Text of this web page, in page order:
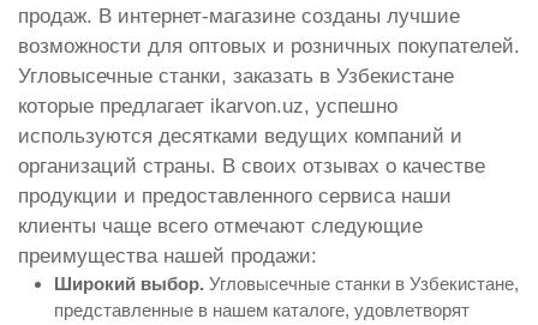
продаж. В интернет-магазине созданы лучшие
возможности для оптовых и розничных покупателей.
Угловысечные станки, заказать в Узбекистане
которые предлагает ikarvon.uz, успешно
используются десятками ведущих компаний и
организаций страны. В своих отзывах о качестве
продукции и предоставленного сервиса наши
клиенты чаще всего отмечают следующие
преимущества нашей продажи:
Широкий выбор. Угловысечные станки в Узбекистане,
представленные в нашем каталоге, удовлетворят